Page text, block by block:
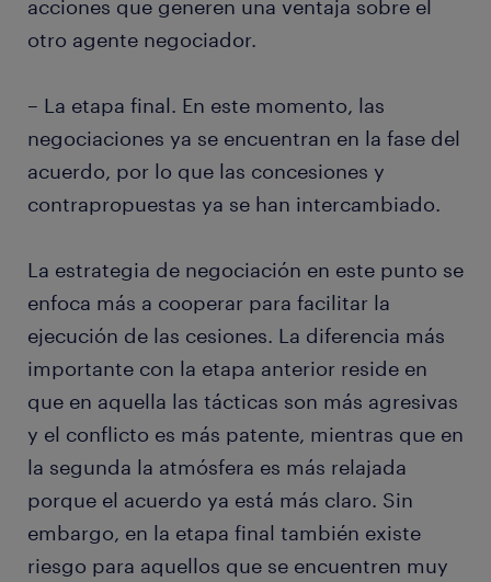
acciones que generen una ventaja sobre el
otro agente negociador.
– La etapa final. En este momento, las
negociaciones ya se encuentran en la fase del
acuerdo, por lo que las concesiones y
contrapropuestas ya se han intercambiado.
La estrategia de negociación en este punto se
enfoca más a cooperar para facilitar la
ejecución de las cesiones. La diferencia más
importante con la etapa anterior reside en
que en aquella las tácticas son más agresivas
y el conflicto es más patente, mientras que en
la segunda la atmósfera es más relajada
porque el acuerdo ya está más claro. Sin
embargo, en la etapa final también existe
riesgo para aquellos que se encuentren muy